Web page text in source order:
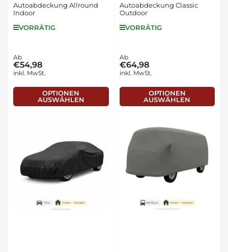
Autoabdeckung Allround
Indoor
VORRÄTIG
Normaler
Preis
Ab
€54,98
inkl. MwSt.
OPTIONEN
AUSWÄHLEN
Autoabdeckung Classic
Outdoor
VORRÄTIG
Normaler
Preis
Ab
€64,98
inkl. MwSt.
OPTIONEN
AUSWÄHLEN